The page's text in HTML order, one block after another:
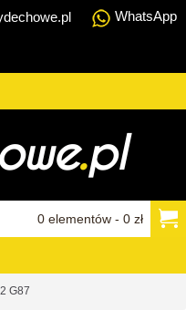
WhatsApp
0 elementów - 0 zł
G87